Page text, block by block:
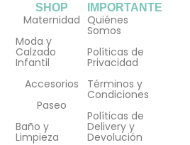
SHOP
Maternidad
Moda y
Calzado
Infantil
Accesorios
Paseo
Baño y
Limpieza
IMPORTANTE
Quiénes
Somos
Políticas de
Privacidad
Términos y
Condiciones
Políticas de
Delivery y
Devolución